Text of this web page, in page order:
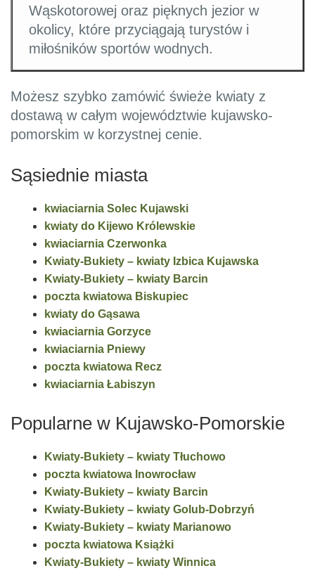
Wąskotorowej oraz pięknych jezior w
okolicy, które przyciągają turystów i
miłośników sportów wodnych.
Możesz szybko zamówić świeże kwiaty z
dostawą w całym województwie kujawsko-
pomorskim w korzystnej cenie.
Sąsiednie miasta
kwiaciarnia Solec Kujawski
kwiaty do Kijewo Królewskie
kwiaciarnia Czerwonka
Kwiaty-Bukiety – kwiaty Izbica Kujawska
Kwiaty-Bukiety – kwiaty Barcin
poczta kwiatowa Biskupiec
kwiaty do Gąsawa
kwiaciarnia Gorzyce
kwiaciarnia Pniewy
poczta kwiatowa Recz
kwiaciarnia Łabiszyn
Popularne w Kujawsko-Pomorskie
Kwiaty-Bukiety – kwiaty Tłuchowo
poczta kwiatowa Inowrocław
Kwiaty-Bukiety – kwiaty Barcin
Kwiaty-Bukiety – kwiaty Golub-Dobrzyń
Kwiaty-Bukiety – kwiaty Marianowo
poczta kwiatowa Książki
Kwiaty-Bukiety – kwiaty Winnica